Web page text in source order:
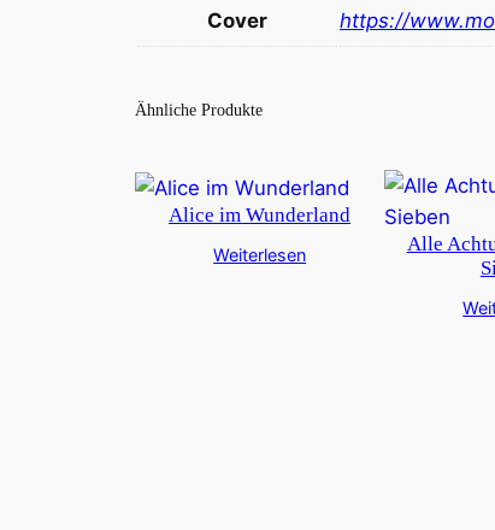
Cover https://
Ähnliche Produkte
Alice im Wunderland
Weiterlesen
Alle